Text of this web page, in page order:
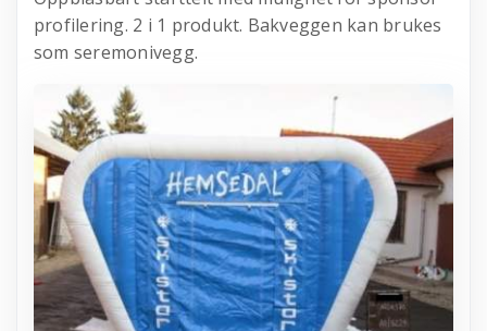
profilering. 2 i 1 produkt. Bakveggen kan brukes
som seremonivegg.